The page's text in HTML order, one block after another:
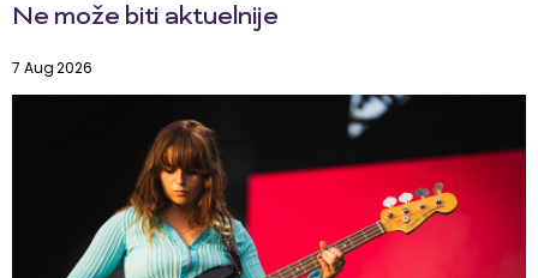
Ne može biti aktuelnije
7 Aug 2026